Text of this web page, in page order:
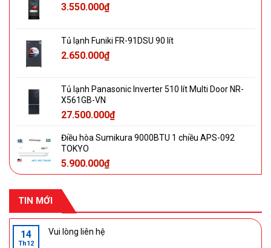
3.550.000₫
Tủ lạnh Funiki FR-91DSU 90 lít
2.650.000₫
Tủ lạnh Panasonic Inverter 510 lít Multi Door NR-
X561GB-VN
27.500.000₫
Điều hòa Sumikura 9000BTU 1 chiều APS-092
TOKYO
5.900.000₫
TIN MỚI
14
Th12
Vui lòng liên hệ